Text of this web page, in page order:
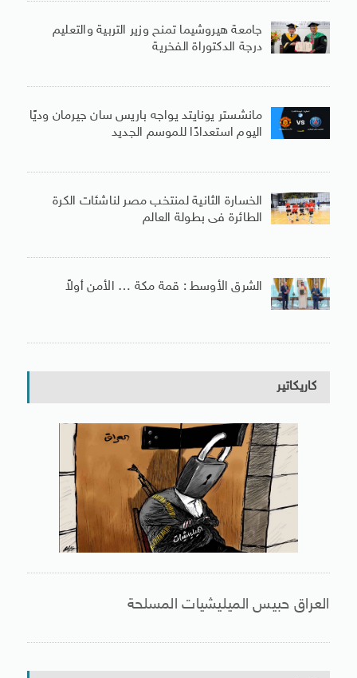
جامعة هيروشيما تمنح وزير التربية والتعليم
درجة الدكتوراة الفخرية
مانشستر يونايتد يواجه باريس سان جيرمان وديًا
اليوم استعدادًا للموسم الجديد
الخسارة الثانية لمنتخب مصر لناشئات الكرة
الطائرة فى بطولة العالم
الشرق الأوسط : قمة مكة … الأمن أولاً
كاريكاتير
العراق حبيس الميليشيات المسلحة